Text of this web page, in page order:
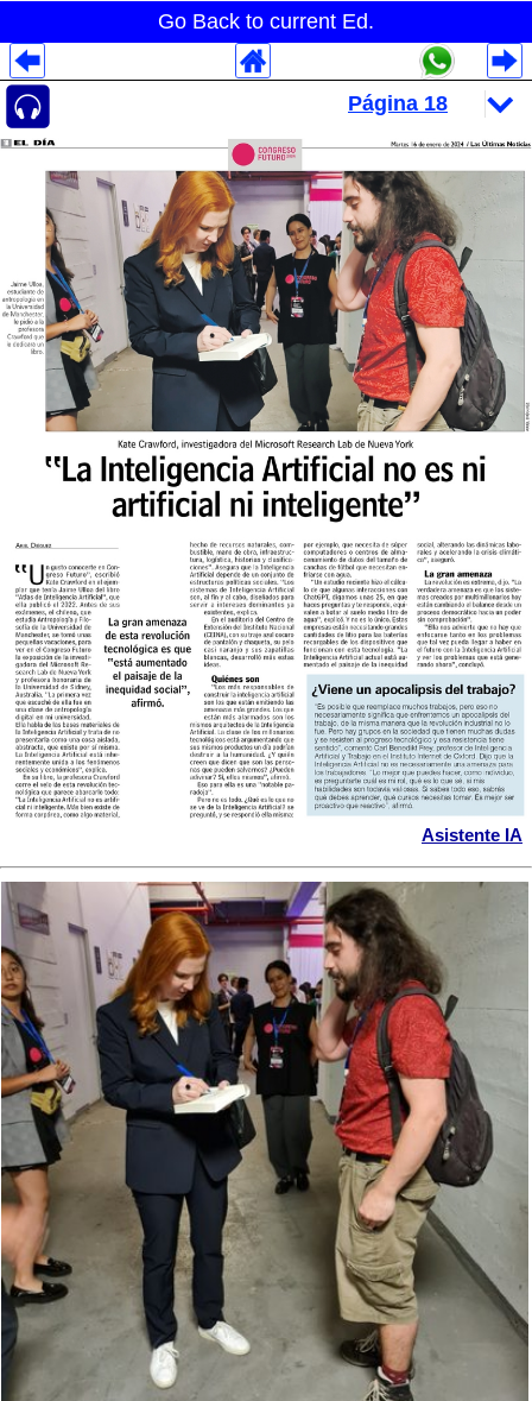
Go Back to current Ed.
Asistente IA
Despliegues Analytics
Despliegues Totales
Despliegues por Rubros